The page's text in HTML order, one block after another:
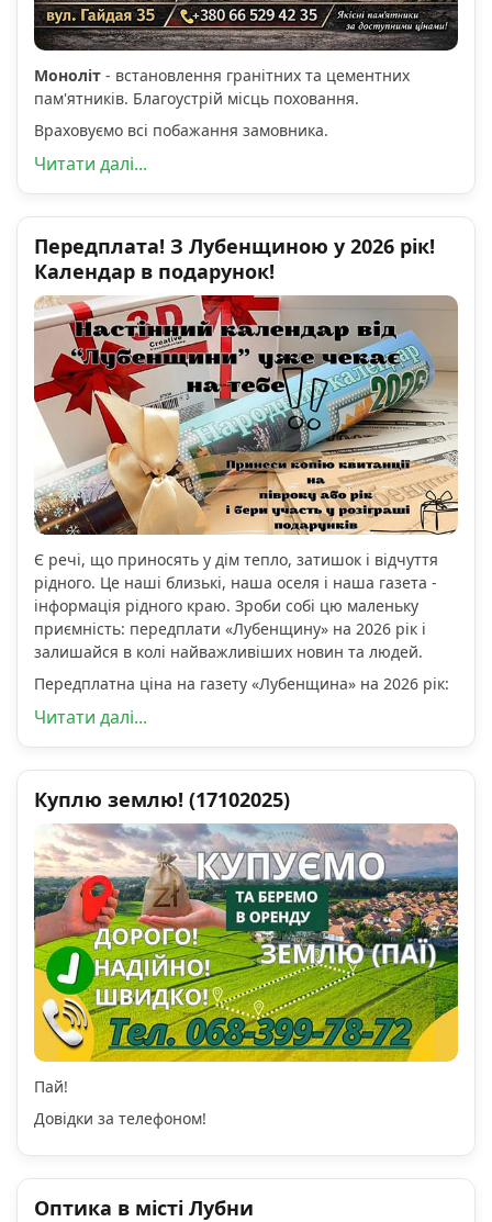
Моноліт - встановлення гранітних та цементних
пам'ятників. Благоустрій місць поховання.
Враховуємо всі побажання замовника.
Читати далі...
Передплата! З Лубенщиною у 2026 рік!
Календар в подарунок!
Є речі, що приносять у дім тепло, затишок і відчуття
рідного. Це наші близькі, наша оселя і наша газета -
інформація рідного краю. Зроби собі цю маленьку
приємність: передплати «Лубенщину» на 2026 рік і
залишайся в колі найважливіших новин та людей.
Передплатна ціна на газету «Лубенщина» на 2026 рік:
Читати далі...
Куплю землю! (17102025)
Пай!
Довідки за телефоном!
Оптика в місті Лубни